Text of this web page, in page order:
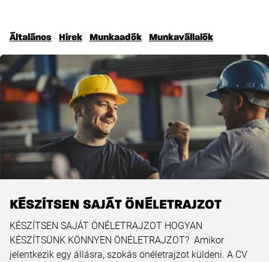
Általános Hírek Munkaadók Munkavállalók
KÉSZÍTSEN SAJÁT ÖNÉLETRAJZOT
KÉSZÍTSEN SAJÁT ÖNÉLETRAJZOT HOGYAN
KÉSZÍTSÜNK KÖNNYEN ÖNÉLETRAJZOT? Amikor
jelentkezik egy állásra, szokás önéletrajzot küldeni. A CV